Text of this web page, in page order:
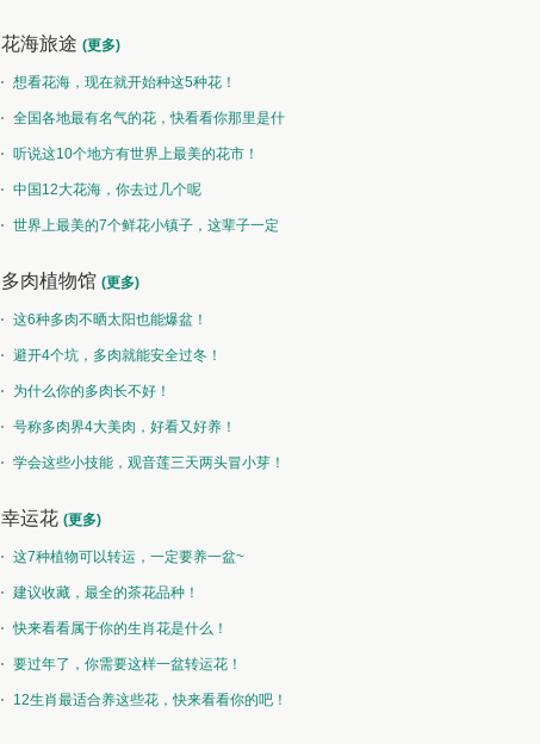
花海旅途 (更多)
想看花海，现在就开始种这5种花！
全国各地最有名气的花，快看看你那里是什
么花儿！
听说这10个地方有世界上最美的花市！
中国12大花海，你去过几个呢
世界上最美的7个鲜花小镇子，这辈子一定
多肉植物馆 (更多)
这6种多肉不晒太阳也能爆盆！
避开4个坑，多肉就能安全过冬！
为什么你的多肉长不好！
号称多肉界4大美肉，好看又好养！
学会这些小技能，观音莲三天两头冒小芽！
幸运花 (更多)
这7种植物可以转运，一定要养一盆~
建议收藏，最全的茶花品种！
快来看看属于你的生肖花是什么！
要过年了，你需要这样一盆转运花！
12生肖最适合养这些花，快来看看你的吧！